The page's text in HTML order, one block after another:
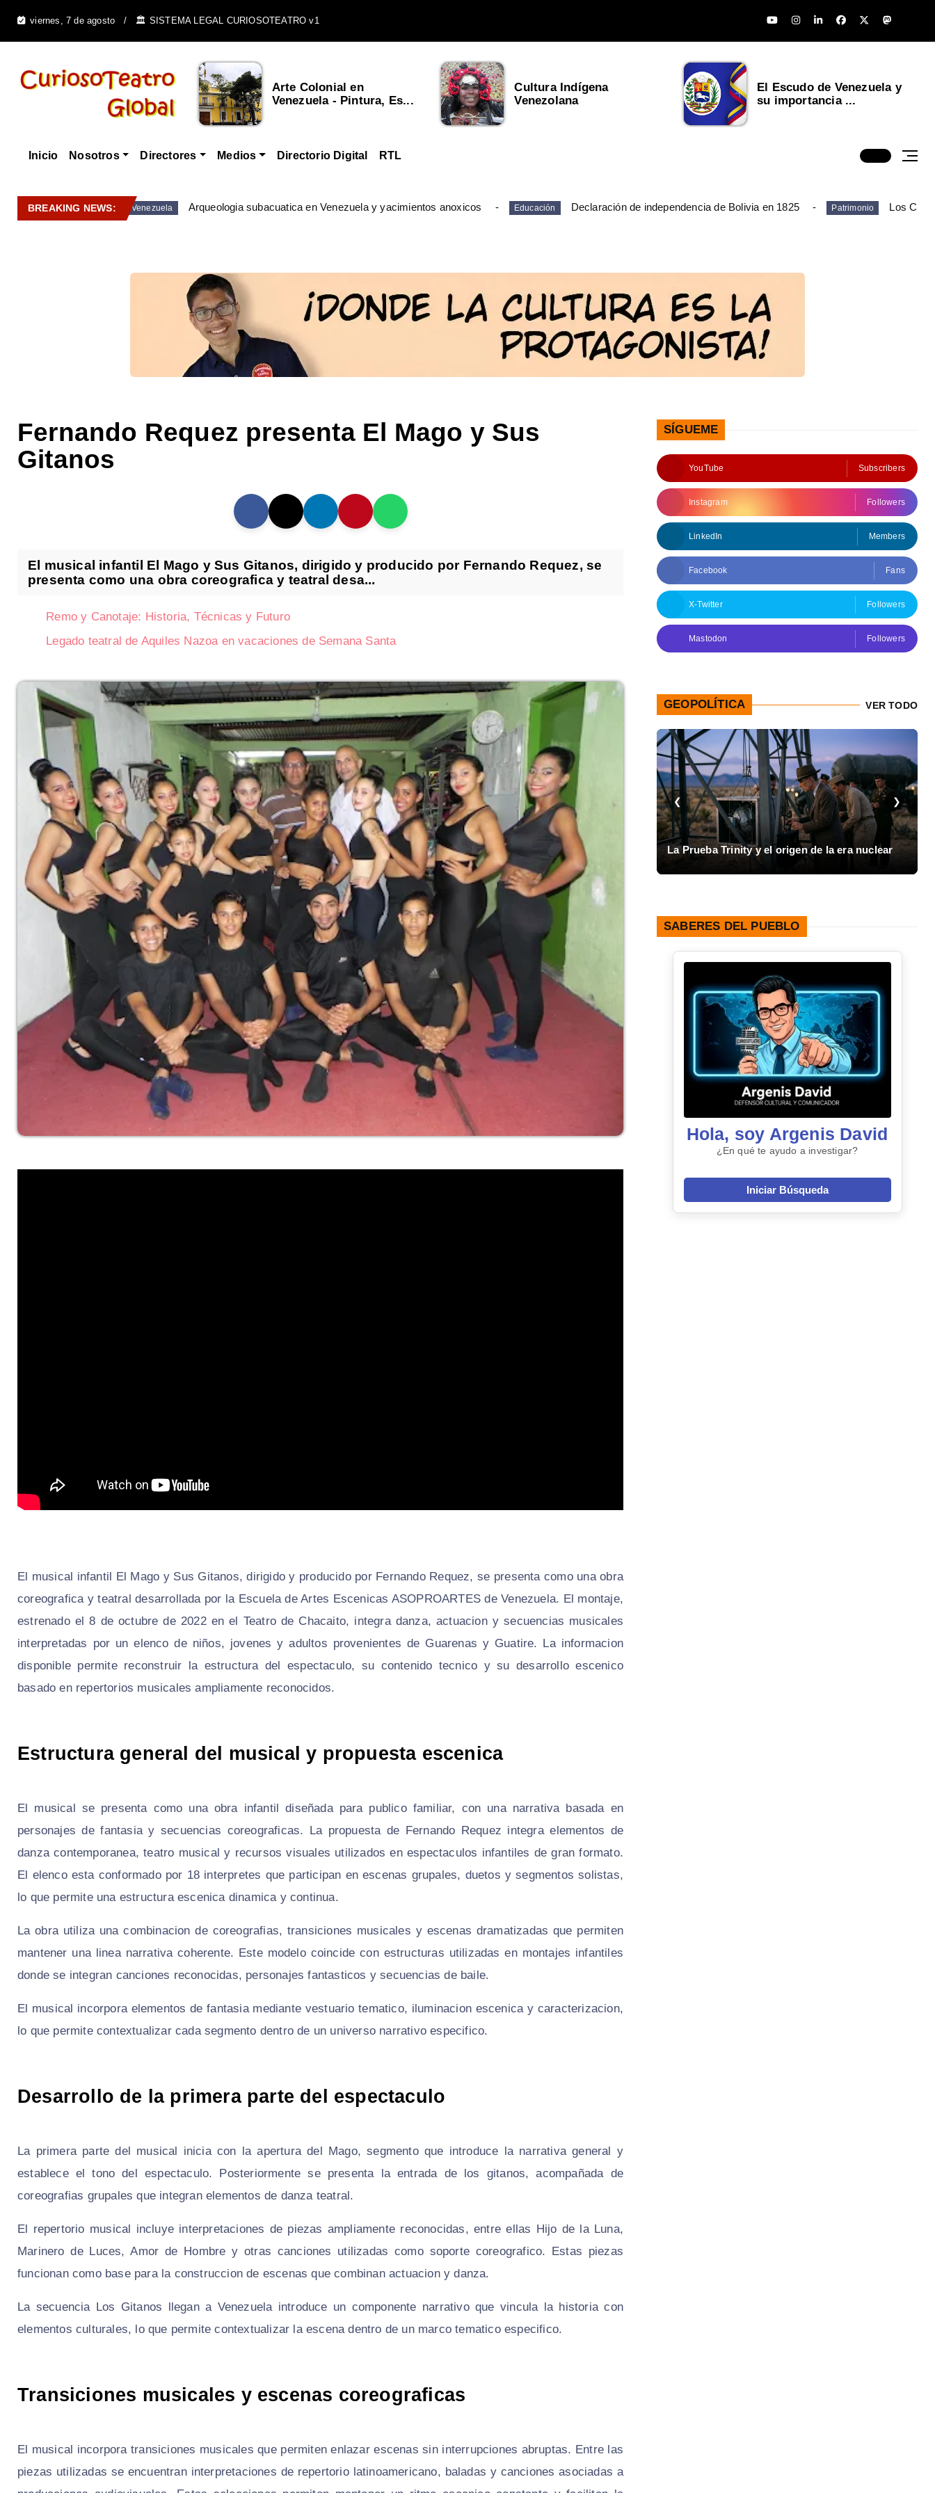
viernes, 7 de agosto 🏛️ SISTEMA LEGAL CURIOSOTEATRO v1
Cultura Afrovenezolana y
su Influencia e...
Arte Colonial en
Venezuela - Pintura, Es...
Cultura Indígena
Venezolana
El Escudo de Venezuela y
su importancia ...
Inicio Nosotros Directores Medios Directorio Digital RTL
BREAKING NEWS: Venezuela Arqueologia subacuatica en Venezuela y yacimientos anoxicos Educación Declaración de independencia de Bolivia en 1825 Patrimonio Los
Fernando Requez presenta El Mago y Sus
Gitanos
El musical infantil El Mago y Sus Gitanos, dirigido y producido por Fernando Requez, se
presenta como una obra coreografica y teatral desa...
Remo y Canotaje: Historia, Técnicas y Futuro
Legado teatral de Aquiles Nazoa en vacaciones de Semana Santa
El musical infantil El Mago y Sus Gitanos, dirigido y producido por Fernando Requez, se presenta como una obra
coreografica y teatral desarrollada por la Escuela de Artes Escenicas ASOPROARTES de Venezuela. El montaje,
estrenado el 8 de octubre de 2022 en el Teatro de Chacaito, integra danza, actuacion y secuencias musicales
interpretadas por un elenco de niños, jovenes y adultos provenientes de Guarenas y Guatire. La informacion
disponible permite reconstruir la estructura del espectaculo, su contenido tecnico y su desarrollo escenico
basado en repertorios musicales ampliamente reconocidos.
Estructura general del musical y propuesta escenica
El musical se presenta como una obra infantil diseñada para publico familiar, con una narrativa basada en
personajes de fantasia y secuencias coreograficas. La propuesta de Fernando Requez integra elementos de
danza contemporanea, teatro musical y recursos visuales utilizados en espectaculos infantiles de gran formato.
El elenco esta conformado por 18 interpretes que participan en escenas grupales, duetos y segmentos solistas,
lo que permite una estructura escenica dinamica y continua.
La obra utiliza una combinacion de coreografias, transiciones musicales y escenas dramatizadas que permiten
mantener una linea narrativa coherente. Este modelo coincide con estructuras utilizadas en montajes infantiles
donde se integran canciones reconocidas, personajes fantasticos y secuencias de baile.
El musical incorpora elementos de fantasia mediante vestuario tematico, iluminacion escenica y caracterizacion,
lo que permite contextualizar cada segmento dentro de un universo narrativo especifico.
Desarrollo de la primera parte del espectaculo
La primera parte del musical inicia con la apertura del Mago, segmento que introduce la narrativa general y
establece el tono del espectaculo. Posteriormente se presenta la entrada de los gitanos, acompañada de
coreografias grupales que integran elementos de danza teatral.
El repertorio musical incluye interpretaciones de piezas ampliamente reconocidas, entre ellas Hijo de la Luna,
Marinero de Luces, Amor de Hombre y otras canciones utilizadas como soporte coreografico. Estas piezas
funcionan como base para la construccion de escenas que combinan actuacion y danza.
La secuencia Los Gitanos llegan a Venezuela introduce un componente narrativo que vincula la historia con
elementos culturales, lo que permite contextualizar la escena dentro de un marco tematico especifico.
Transiciones musicales y escenas coreograficas
El musical incorpora transiciones musicales que permiten enlazar escenas sin interrupciones abruptas. Entre las
piezas utilizadas se encuentran interpretaciones de repertorio latinoamericano, baladas y canciones asociadas a
SÍGUEME
YouTube Subscribers
Instagram Followers
LinkedIn Members
Facebook Fans
X-Twitter Followers
Mastodon Followers
GEOPOLÍTICA VER TODO
❮
de la Guerra de
Asalto al Cuartel Moncada en Cuba
La Prueba Trinity y el origen de la era nuclear
Inicio de la Guerra Civil Española y el colapso
de 1936
❯
SABERES DEL PUEBLO
Hola, soy Argenis David
¿En qué te ayudo a investigar?
Iniciar Búsqueda